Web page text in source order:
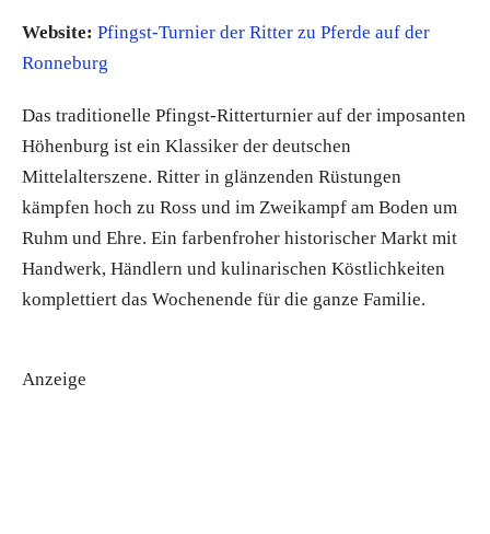
Website: Pfingst-Turnier der Ritter zu Pferde auf der
Ronneburg
Das traditionelle Pfingst-Ritterturnier auf der imposanten
Höhenburg ist ein Klassiker der deutschen
Mittelalterszene. Ritter in glänzenden Rüstungen
kämpfen hoch zu Ross und im Zweikampf am Boden um
Ruhm und Ehre. Ein farbenfroher historischer Markt mit
Handwerk, Händlern und kulinarischen Köstlichkeiten
komplettiert das Wochenende für die ganze Familie.
Anzeige